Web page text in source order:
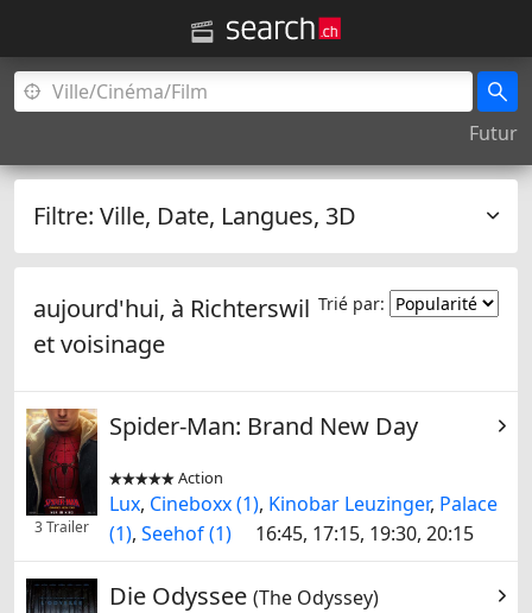
Futur
Filtre: Ville, Date, Langues, 3D
Trié par:
aujourd'hui, à Richterswil
et voisinage
3 Trailer
Spider-Man: Brand New Day

 Action
Lux, Cineboxx (1), Kinobar Leuzinger, Palace
(1), Seehof (1) 16:45, 17:15, 19:30, 20:15
Die Odyssee (The Odyssey)